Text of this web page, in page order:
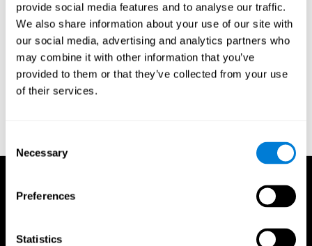
provide social media features and to analyse our traffic.
We also share information about your use of our site with
our social media, advertising and analytics partners who
may combine it with other information that you’ve
provided to them or that they’ve collected from your use
of their services.
Selection
Necessary
Preferences
Statistics
הדרגתיות יותר ולא מאתגרות מספיק. יש לבחור תוכנית שמעריכה
ומודדת אותך מההתחלה ומתאימה את הקושי של המשימות על-מנת
שישקפו את הקצב האישי וסגנון האימון שלך.
האם אתה מוכן ומסוגל לבצע את התוכנית או שמא זה יהיה
מלחיץ מידי?
עודף מתח יכול לצמצם, ואולי אפילו לעקב, יצירת תאי עצב חדשים.
התוכנית הטובה ביותר עבורך לכושר למוח היא כזו שתציע לך אימון